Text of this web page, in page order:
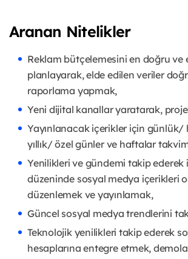
Aranan Nitelikler
Reklam bütçelemesini en doğru ve
planlayarak, elde edilen veriler
raporlama yapmak,
Yeni dijital kanallar yaratarak,
Yayınlanacak içerikler için günlük/
yıllık/ özel günler ve haftalar
Yenilikleri ve gündemi takip ederek
düzeninde sosyal medya içerikleri
düzenlemek ve yayınlamak,
Güncel sosyal medya trendlerini
Teknolojik yenilikleri takip ederek
hesaplarına entegre etmek,